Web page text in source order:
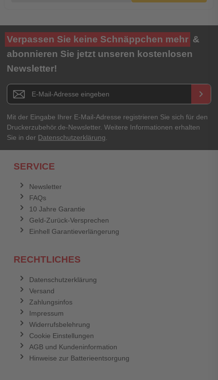
Verpassen Sie keine Schnäppchen mehr &
abonnieren Sie jetzt unseren kostenlosen
Newsletter!
Newsletter E-Mail Adresse keyboard_arrow_right
Mit der Eingabe Ihrer E-Mail-Adresse registrieren Sie sich für den
Druckerzubehör.de-Newsletter. Weitere Informationen erhalten
Sie in der Datenschutzerklärung.
SERVICE
Newsletter
FAQs
10 Jahre Garantie
Geld-Zurück-Versprechen
Einhell Garantieverlängerung
RECHTLICHES
Datenschutzerklärung
Versand
Zahlungsinfos
Impressum
Widerrufsbelehrung
Cookie Einstellungen
AGB und Kundeninformation
Hinweise zur Batterieentsorgung